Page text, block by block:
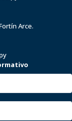
Arce.